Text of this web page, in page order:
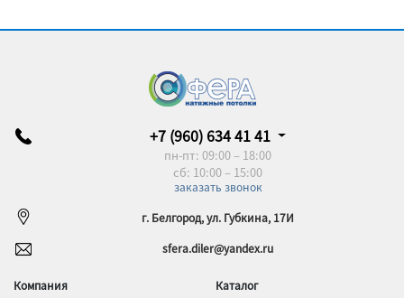
+7 (960) 634 41 41
пн-пт: 09:00 – 18:00
сб: 10:00 – 15:00
заказать звонок
г. Белгород, ул. Губкина, 17И
sfera.diler@yandex.ru
Компания Каталог